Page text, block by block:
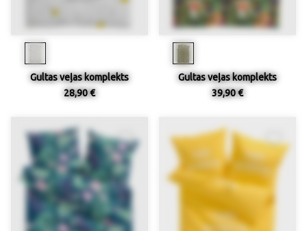
Gultas veļas komplekts
28,90 €
Gultas veļas komplekts
39,90 €